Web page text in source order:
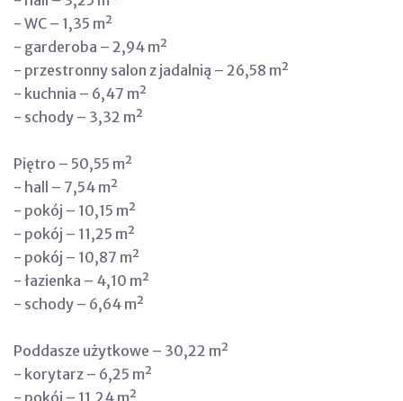
- WC – 1,35 m²
- garderoba – 2,94 m²
- przestronny salon z jadalnią – 26,58 m²
- kuchnia – 6,47 m²
- schody – 3,32 m²
Piętro – 50,55 m²
- hall – 7,54 m²
- pokój – 10,15 m²
- pokój – 11,25 m²
- pokój – 10,87 m²
- łazienka – 4,10 m²
- schody – 6,64 m²
Poddasze użytkowe – 30,22 m²
- korytarz – 6,25 m²
- pokój – 11,24 m²